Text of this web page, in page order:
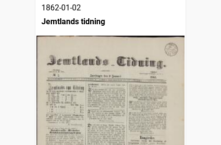
1862-01-02
Jemtlands tidning